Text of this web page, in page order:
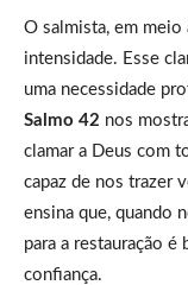
O salmista, em meio
intensidade. Esse
uma necessidade
Salmo 42 nos
clamar a Deus com
capaz de nos trazer
ensina que, quando
para a restauração é
confiança.